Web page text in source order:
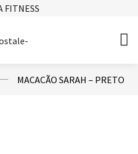
FITNESS
MACACÃO SARAH – PRETO